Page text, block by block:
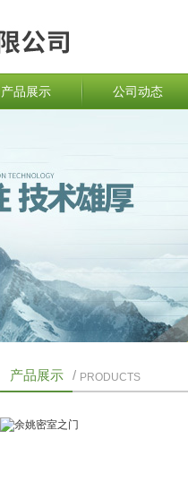
产品展示 公司动态
产品展示 / PRODUCTS